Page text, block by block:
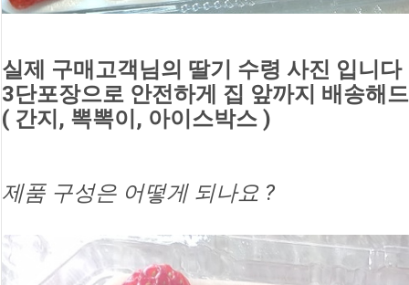
실제 구매고객님의 딸기 수령 사진 입니다
3단포장으로 안전하게 집 앞까지 배송해
( 간지, 뽁뽁이, 아이스박스 )
제품 구성은 어떻게 되나요 ?